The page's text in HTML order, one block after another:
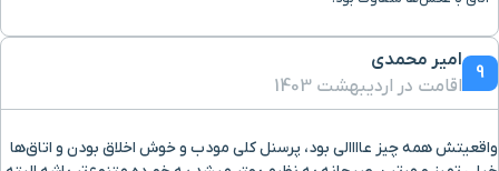
9
امیر محمدی
اقامت در اردیبهشت 1403
واقعیتش همه چیز عاااالی بود، پرسنل کلی مودب و خوش اخلاق بودن و اتاق‌ها